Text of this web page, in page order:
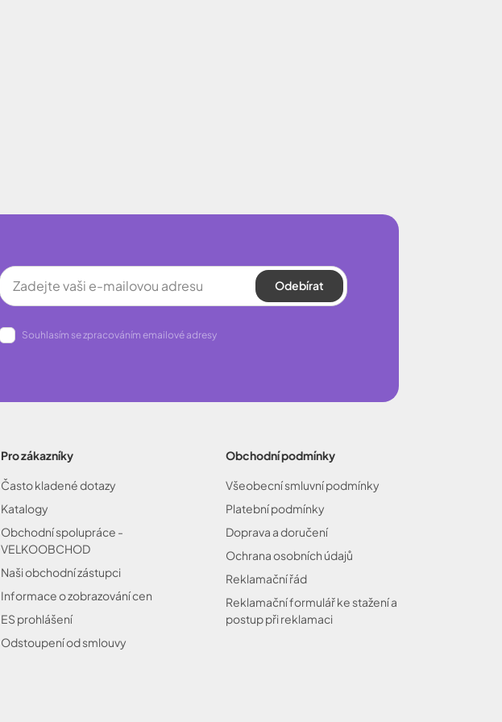
Odebírat
Souhlasím se zpracováním emailové adresy
Pro zákazníky
Často kladené dotazy
Katalogy
Obchodní spolupráce -
VELKOOBCHOD
Naši obchodní zástupci
Informace o zobrazování cen
ES prohlášení
Odstoupení od smlouvy
Obchodní podmínky
Všeobecní smluvní podmínky
Platební podmínky
Doprava a doručení
Ochrana osobních údajů
Reklamační řád
Reklamační formulář ke stažení a
postup při reklamaci